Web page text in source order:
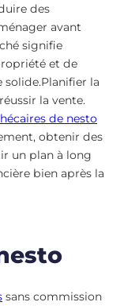
des
avant
signifie
et de
solide.Planifier la
la vente.
de nesto
obtenir des
un plan à long
bien après la
sans commission